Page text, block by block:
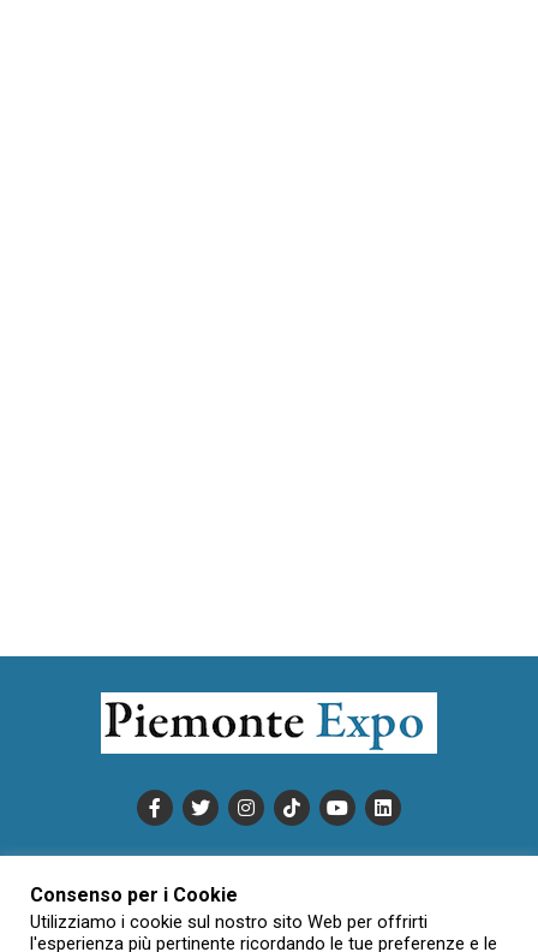
INFORMATIVA SULLA PRIVACY
CONDIZIONI DI UTILIZZO
DATI SOCIETARI NOVAJO
Consenso per i Cookie
Utilizziamo i cookie sul nostro sito Web per offrirti
l'esperienza più pertinente ricordando le tue preferenze e le